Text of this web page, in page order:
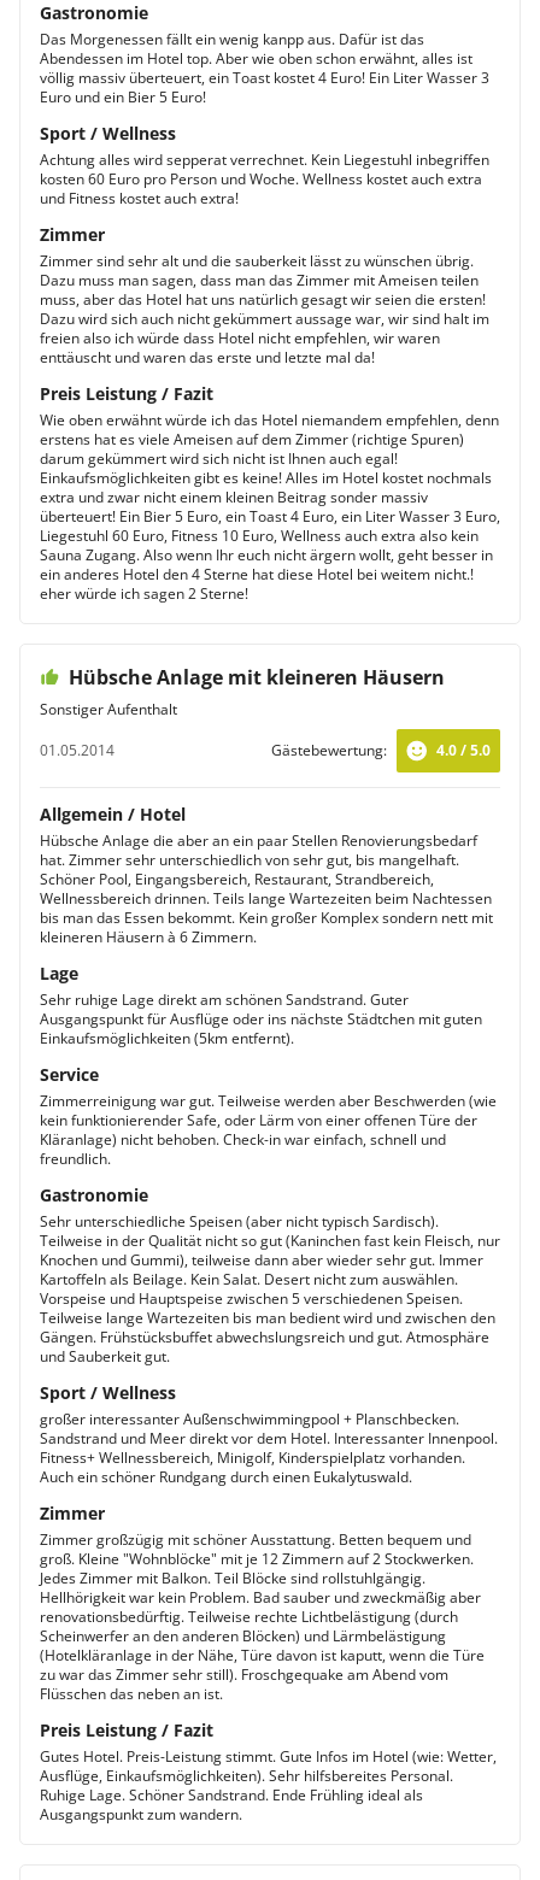
Gastronomie
Das Morgenessen fällt ein wenig kanpp aus. Dafür ist das
Abendessen im Hotel top. Aber wie oben schon erwähnt, alles ist
völlig massiv überteuert, ein Toast kostet 4 Euro! Ein Liter Wasser 3
Euro und ein Bier 5 Euro!
Sport / Wellness
Achtung alles wird sepperat verrechnet. Kein Liegestuhl inbegriffen
kosten 60 Euro pro Person und Woche. Wellness kostet auch extra
und Fitness kostet auch extra!
Zimmer
Zimmer sind sehr alt und die sauberkeit lässt zu wünschen übrig.
Dazu muss man sagen, dass man das Zimmer mit Ameisen teilen
muss, aber das Hotel hat uns natürlich gesagt wir seien die ersten!
Dazu wird sich auch nicht gekümmert aussage war, wir sind halt im
freien also ich würde dass Hotel nicht empfehlen, wir waren
enttäuscht und waren das erste und letzte mal da!
Preis Leistung / Fazit
Wie oben erwähnt würde ich das Hotel niemandem empfehlen, denn
erstens hat es viele Ameisen auf dem Zimmer (richtige Spuren)
darum gekümmert wird sich nicht ist Ihnen auch egal!
Einkaufsmöglichkeiten gibt es keine! Alles im Hotel kostet nochmals
extra und zwar nicht einem kleinen Beitrag sonder massiv
überteuert! Ein Bier 5 Euro, ein Toast 4 Euro, ein Liter Wasser 3 Euro,
Liegestuhl 60 Euro, Fitness 10 Euro, Wellness auch extra also kein
Sauna Zugang. Also wenn Ihr euch nicht ärgern wollt, geht besser in
ein anderes Hotel den 4 Sterne hat diese Hotel bei weitem nicht.!
eher würde ich sagen 2 Sterne!
Hübsche Anlage mit kleineren Häusern
Sonstiger Aufenthalt
01.05.2014
Gästebewertung: 4.0 / 5.0
Allgemein / Hotel
Hübsche Anlage die aber an ein paar Stellen Renovierungsbedarf
hat. Zimmer sehr unterschiedlich von sehr gut, bis mangelhaft.
Schöner Pool, Eingangsbereich, Restaurant, Strandbereich,
Wellnessbereich drinnen. Teils lange Wartezeiten beim Nachtessen
bis man das Essen bekommt. Kein großer Komplex sondern nett mit
kleineren Häusern à 6 Zimmern.
Lage
Sehr ruhige Lage direkt am schönen Sandstrand. Guter
Ausgangspunkt für Ausflüge oder ins nächste Städtchen mit guten
Einkaufsmöglichkeiten (5km entfernt).
Service
Zimmerreinigung war gut. Teilweise werden aber Beschwerden (wie
kein funktionierender Safe, oder Lärm von einer offenen Türe der
Kläranlage) nicht behoben. Check-in war einfach, schnell und
freundlich.
Gastronomie
Sehr unterschiedliche Speisen (aber nicht typisch Sardisch).
Teilweise in der Qualität nicht so gut (Kaninchen fast kein Fleisch, nur
Knochen und Gummi), teilweise dann aber wieder sehr gut. Immer
Kartoffeln als Beilage. Kein Salat. Desert nicht zum auswählen.
Vorspeise und Hauptspeise zwischen 5 verschiedenen Speisen.
Teilweise lange Wartezeiten bis man bedient wird und zwischen den
Gängen. Frühstücksbuffet abwechslungsreich und gut. Atmosphäre
und Sauberkeit gut.
Sport / Wellness
großer interessanter Außenschwimmingpool + Planschbecken.
Sandstrand und Meer direkt vor dem Hotel. Interessanter Innenpool.
Fitness+ Wellnessbereich, Minigolf, Kinderspielplatz vorhanden.
Auch ein schöner Rundgang durch einen Eukalytuswald.
Zimmer
Zimmer großzügig mit schöner Ausstattung. Betten bequem und
groß. Kleine "Wohnblöcke" mit je 12 Zimmern auf 2 Stockwerken.
Jedes Zimmer mit Balkon. Teil Blöcke sind rollstuhlgängig.
Hellhörigkeit war kein Problem. Bad sauber und zweckmäßig aber
renovationsbedürftig. Teilweise rechte Lichtbelästigung (durch
Scheinwerfer an den anderen Blöcken) und Lärmbelästigung
(Hotelkläranlage in der Nähe, Türe davon ist kaputt, wenn die Türe
zu war das Zimmer sehr still). Froschgequake am Abend vom
Flüsschen das neben an ist.
Preis Leistung / Fazit
Gutes Hotel. Preis-Leistung stimmt. Gute Infos im Hotel (wie: Wetter,
Ausflüge, Einkaufsmöglichkeiten). Sehr hilfsbereites Personal.
Ruhige Lage. Schöner Sandstrand. Ende Frühling ideal als
Ausgangspunkt zum wandern.